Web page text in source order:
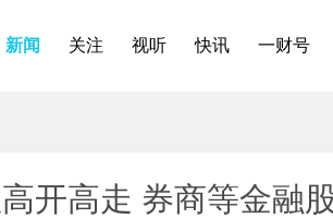
新闻 关注 视听 快讯 一财号
开高走 券商等金融